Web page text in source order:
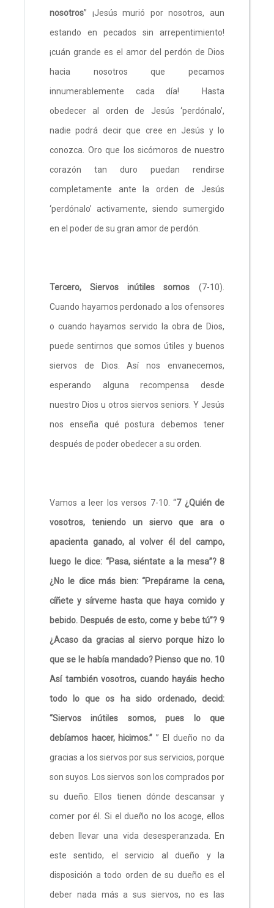
nosotros” ¡Jesús murió por nosotros, aun
estando en pecados sin arrepentimiento!
¡cuán grande es el amor del perdón de Dios
hacia nosotros que pecamos
innumerablemente cada día! Hasta
obedecer al orden de Jesús ‘perdónalo’,
nadie podrá decir que cree en Jesús y lo
conozca. Oro que los sicómoros de nuestro
corazón tan duro puedan rendirse
completamente ante la orden de Jesús
‘perdónalo’ activamente, siendo sumergido
en el poder de su gran amor de perdón.
Tercero, Siervos inútiles somos (7-10).
Cuando hayamos perdonado a los ofensores
o cuando hayamos servido la obra de Dios,
puede sentirnos que somos útiles y buenos
siervos de Dios. Así nos envanecemos,
esperando alguna recompensa desde
nuestro Dios u otros siervos seniors. Y Jesús
nos enseña qué postura debemos tener
después de poder obedecer a su orden.
Vamos a leer los versos 7-10. “7 ¿Quién de
vosotros, teniendo un siervo que ara o
apacienta ganado, al volver él del campo,
luego le dice: “Pasa, siéntate a la mesa”? 8
¿No le dice más bien: “Prepárame la cena,
cíñete y sírveme hasta que haya comido y
bebido. Después de esto, come y bebe tú”? 9
¿Acaso da gracias al siervo porque hizo lo
que se le había mandado? Pienso que no. 10
Así también vosotros, cuando hayáis hecho
todo lo que os ha sido ordenado, decid:
“Siervos inútiles somos, pues lo que
debíamos hacer, hicimos.” ” El dueño no da
gracias a los siervos por sus servicios, porque
son suyos. Los siervos son los comprados por
su dueño. Ellos tienen dónde descansar y
comer por él. Si el dueño no los acoge, ellos
deben llevar una vida desesperanzada. En
este sentido, el servicio al dueño y la
disposición a todo orden de su dueño es el
deber nada más a sus siervos, no es las